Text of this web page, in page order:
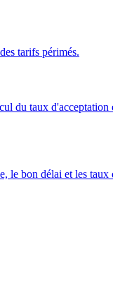
tarifs périmés.
du taux d'acceptation
le bon délai et les taux